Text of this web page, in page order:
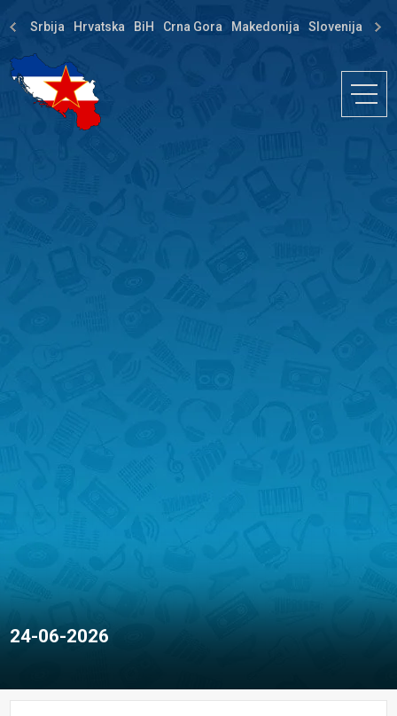
Srbija Hrvatska BiH Crna Gora Makedonija Slovenija
24-06-2026